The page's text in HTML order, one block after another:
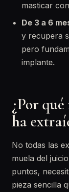
masticar
De 3 a 6
y recupera
pero
implante.
¿Por
ha
No todas las
muela del
puntos,
pieza sencilla